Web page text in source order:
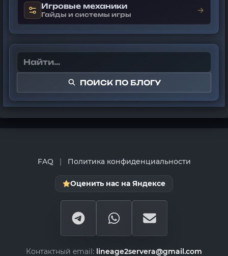
Игровые механики
Гайды и системы игры →
ПОИСК ПО БЛОГУ
FAQ | Политика конфиденциальности
Оценить нас на Яндексе
Контактный email: lineage2servera@gmail.com